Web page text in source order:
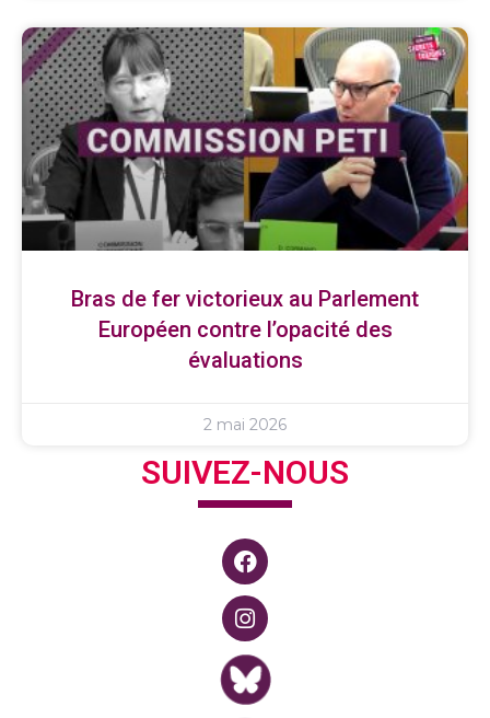
Bras de fer victorieux au Parlement
Européen contre l’opacité des
évaluations
2 mai 2026
SUIVEZ-NOUS